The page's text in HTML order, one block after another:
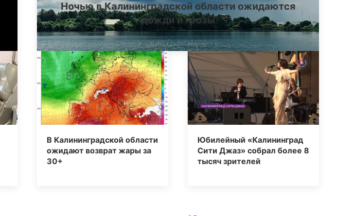
Ночью в Калининградской области ожидаются
дожди и грозы
В Калининградской области
ожидают возврат жары за
30+
Юбилейный «Калининград
Сити Джаз» собрал более 8
тысяч зрителей